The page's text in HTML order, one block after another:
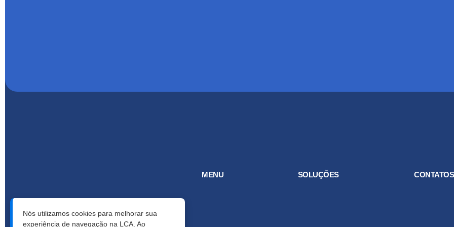
MENU SOLUÇÕES CONTATOS
Nós utilizamos cookies para melhorar sua
experiência de navegação na LCA. Ao